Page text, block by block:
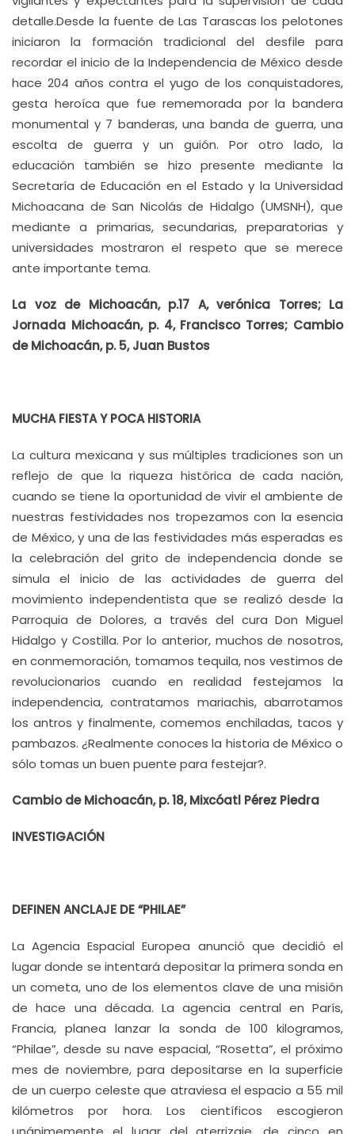
detalle.Desde la fuente de Las Tarascas los pelotones
iniciaron la formación tradicional del desfile para
recordar el inicio de la Independencia de México desde
hace 204 años contra el yugo de los conquistadores,
gesta heroíca que fue rememorada por la bandera
monumental y 7 banderas, una banda de guerra, una
escolta de guerra y un guión. Por otro lado, la
educación también se hizo presente mediante la
Secretaría de Educación en el Estado y la Universidad
Michoacana de San Nicolás de Hidalgo (UMSNH), que
mediante a primarias, secundarias, preparatorias y
universidades mostraron el respeto que se merece
ante importante tema.
La voz de Michoacán, p.17 A, verónica Torres; La
Jornada Michoacán, p. 4, Francisco Torres; Cambio
de Michoacán, p. 5, Juan Bustos
MUCHA FIESTA Y POCA HISTORIA
La cultura mexicana y sus múltiples tradiciones son un
reflejo de que la riqueza histórica de cada nación,
cuando se tiene la oportunidad de vivir el ambiente de
nuestras festividades nos tropezamos con la esencia
de México, y una de las festividades más esperadas es
la celebración del grito de independencia donde se
simula el inicio de las actividades de guerra del
movimiento independentista que se realizó desde la
Parroquia de Dolores, a través del cura Don Miguel
Hidalgo y Costilla. Por lo anterior, muchos de nosotros,
en conmemoración, tomamos tequila, nos vestimos de
revolucionarios cuando en realidad festejamos la
independencia, contratamos mariachis, abarrotamos
los antros y finalmente, comemos enchiladas, tacos y
pambazos. ¿Realmente conoces la historia de México o
sólo tomas un buen puente para festejar?.
Cambio de Michoacán, p. 18, Mixcóatl Pérez Piedra
INVESTIGACIÓN
DEFINEN ANCLAJE DE “PHILAE”
La Agencia Espacial Europea anunció que decidió el
lugar donde se intentará depositar la primera sonda en
un cometa, uno de los elementos clave de una misión
de hace una década. La agencia central en París,
Francia, planea lanzar la sonda de 100 kilogramos,
“Philae”, desde su nave espacial, “Rosetta”, el próximo
mes de noviembre, para depositarse en la superficie
de un cuerpo celeste que atraviesa el espacio a 55 mil
kilómetros por hora. Los científicos escogieron